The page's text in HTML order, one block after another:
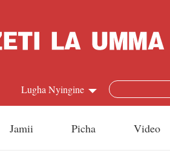
Lugha Nyingine
Jamii Picha Video